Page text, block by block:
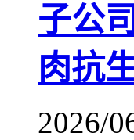
子公
肉抗
2026/